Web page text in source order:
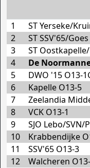
1
ST Yerseke/
2
ST SSV'65/
3
ST
4
De
5
DWO '15 O13-
6
Kapelle O13-5
7
Zeelandia
8
VCK O13-1
9
SJO Lebo/SVN/
10
Krabbendijke
11
SSV'65 O13-3
12
Walcheren